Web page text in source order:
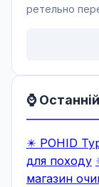
ретельно
⌚
✴️ POHID
для походу
магазин